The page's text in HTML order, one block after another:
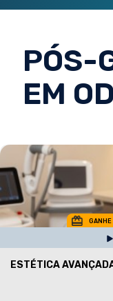
PÓS-
EM
GANHE
ESTÉTICA